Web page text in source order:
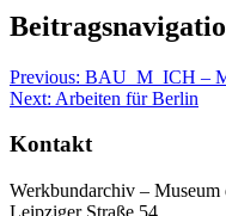
Previous: BAU_M_ICH –
Next: Arbeiten für Berlin
Kontakt
Werkbundarchiv – Museum
Leipziger Straße 54